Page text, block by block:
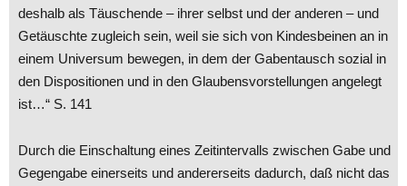
deshalb als Täuschende – ihrer selbst und der anderen – und
Getäuschte zugleich sein, weil sie sich von Kindesbeinen an in
einem Universum bewegen, in dem der Gabentausch sozial in
den Dispositionen und in den Glaubensvorstellungen angelegt
ist…“ S. 141
Durch die Einschaltung eines Zeitintervalls zwischen Gabe und
Gegengabe einerseits und andererseits dadurch, daß nicht das